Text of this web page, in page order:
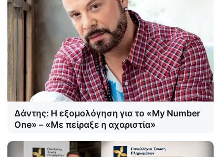
Δάντης: Η εξομολόγηση για το «My Number
One» – «Με πείραξε η αχαριστία»